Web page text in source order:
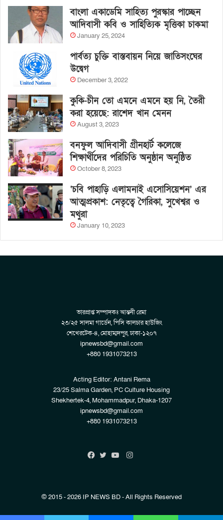
বাংলা একাডেমি সাহিত্য পুরস্কার পাচ্ছেন
আদিবাসী কবি ও সাহিত্যিক মৃত্তিকা চাকমা
January 25, 2024
পার্বত্য চুক্তি বাস্তবায়ন নিয়ে জাতিসংঘের
উদ্বেগ
December 3, 2022
কুকি-চীন তো এমনে এমনে হয় নি, তৈরী
করা হয়েছে: রাশেদ খান মেনন
August 3, 2023
বনফুল আদিবাসী গ্রীনহার্ট কলেজে
শিক্ষার্থীদের পরিচিতি অনুষ্ঠান অনুষ্ঠিত
October 8, 2023
‘চবি পাহাড়ি এলামনাই এসোসিয়েশন’ এর
আত্মপ্রকাশ: নেতৃত্বে গৈরিকা, সুখেশ্বর ও
মথুরা
January 10, 2023
ভারপ্রাপ্ত সম্পাদকঃ আন্তনী রেমা
২৩/২৫ সালমা গার্ডেন, পিসি কালচার হাউজিং
শেখেরটেক-৪, মোহাম্মদপুর, ঢাকা-১২০৭
ipnewsbd@gmail.com
+880 1931073213
Acting Editor: Antani Rema
23/25 Salma Garden, PC Culture Housing
Shekhertek-4, Mohammadpur, Dhaka-1207
ipnewsbd@gmail.com
+880 1931073213
Instagram
© 2015 - 2026 IP NEWS BD - All Rights Reserved